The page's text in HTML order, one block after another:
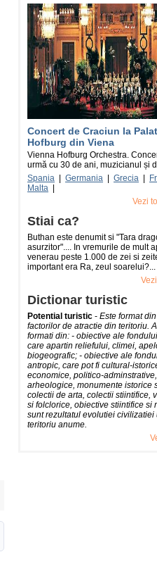
Concert de Craciun la
Hofburg din Viena
Vienna Hofburg Orchestra.
urmă cu 30 de ani, muzicianul și
Spania | Germania | Grecia |
Malta |
Vezi
Stiai ca?
Buthan este denumit si "Tara
asurzitor".... In vremurile de mult
venerau peste 1.000 de zei si
important era Ra, zeul soarelui?...
Dictionar turistic
Potential turistic - Este format
factorilor de atractie din teritoriu.
formati din: - obiective ale
care apartin reliefului, climei,
biogeografic; - obiective ale
antropic, care pot fi cultural-
economice, politico-
arheologice, monumente istorice
colectii de arta, colectii stiintifice,
si folclorice, obiective stiintifice si
sunt rezultatul evolutiei civilizatiei
teritoriu anume.